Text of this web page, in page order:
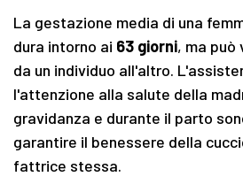
La gestazione media di una
dura intorno ai 63 giorni, ma può
da un individuo all'altro.
l'attenzione alla salute della
gravidanza e durante il parto
garantire il benessere della
fattrice stessa.